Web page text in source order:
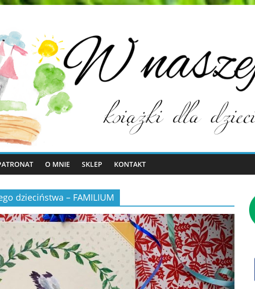
O MNIE SKLEP KONTAKT
dzieciństwa – FAMILIUM